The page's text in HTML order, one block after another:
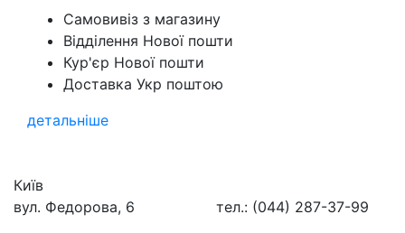
Самовивіз з магазину
Відділення Нової пошти
Кур'єр Нової пошти
Доставка Укр поштою
детальніше
Київ
вул. Федорова, 6
тел.: (044) 287-37-99